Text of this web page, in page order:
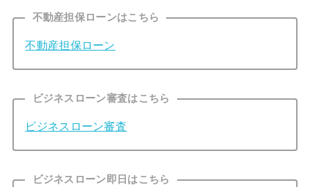
不動産担保ローンはこちら
不動産担保ローン
ビジネスローン審査はこちら
ビジネスローン審査
ビジネスローン即日はこちら